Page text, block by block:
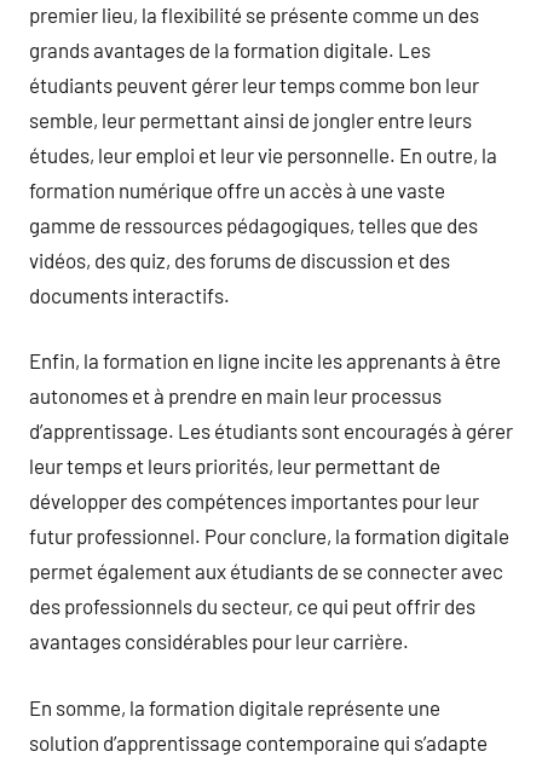
premier lieu, la flexibilité se présente comme un des
grands avantages de la formation digitale. Les
étudiants peuvent gérer leur temps comme bon leur
semble, leur permettant ainsi de jongler entre leurs
études, leur emploi et leur vie personnelle. En outre, la
formation numérique offre un accès à une vaste
gamme de ressources pédagogiques, telles que des
vidéos, des quiz, des forums de discussion et des
documents interactifs.
Enfin, la formation en ligne incite les apprenants à être
autonomes et à prendre en main leur processus
d’apprentissage. Les étudiants sont encouragés à gérer
leur temps et leurs priorités, leur permettant de
développer des compétences importantes pour leur
futur professionnel. Pour conclure, la formation digitale
permet également aux étudiants de se connecter avec
des professionnels du secteur, ce qui peut offrir des
avantages considérables pour leur carrière.
En somme, la formation digitale représente une
solution d’apprentissage contemporaine qui s’adapte